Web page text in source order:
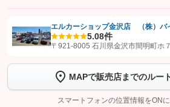
【STEP1】認証画面でグーネットを友だち追加し
トーク画面で
ボタンをタップして
完了してください。
エルカーショップ金沢店 （株）バ
5.08件
〒921-8005 石川県金沢市間明町ホ
MAPで販売店までのルー
スマートフォンの位置情報をON